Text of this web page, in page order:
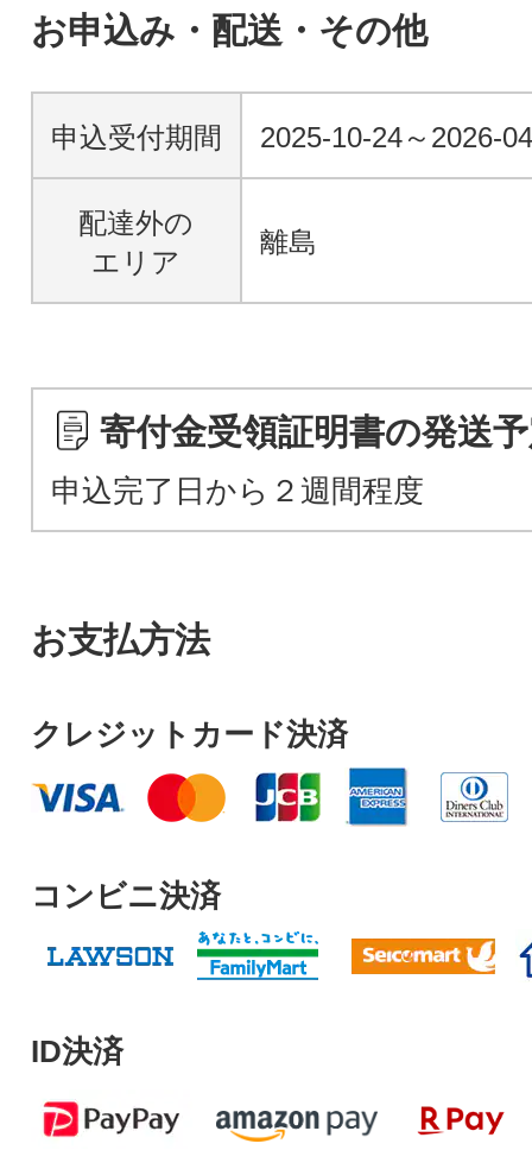
お申込み・配送・その他
申込受付期間 2025-10-24～2026-
配達外の
エリア
離島
寄付金受領証明書の発送
申込完了日から２週間程度
お支払方法
クレジットカード決済
コンビニ決済
ID決済